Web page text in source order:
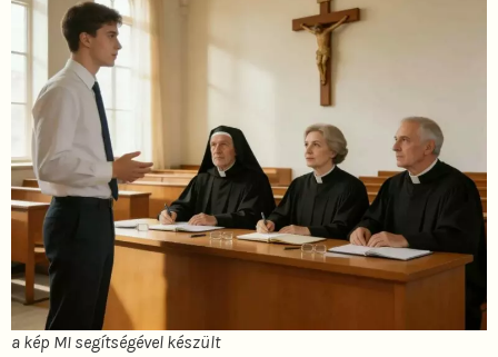
a kép MI segítségével készült